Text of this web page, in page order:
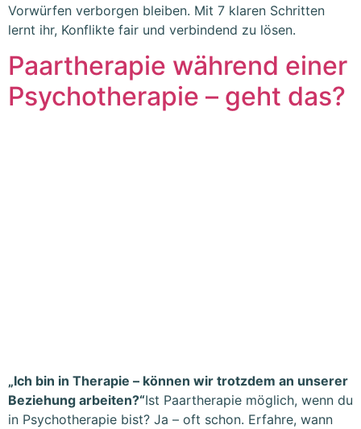
Vorwürfen verborgen bleiben. Mit 7 klaren Schritten
lernt ihr, Konflikte fair und verbindend zu lösen.
Paartherapie während einer
Psychotherapie – geht das?
„Ich bin in Therapie – können wir trotzdem an unserer
Beziehung arbeiten?“Ist Paartherapie möglich, wenn du
in Psychotherapie bist? Ja – oft schon. Erfahre, wann